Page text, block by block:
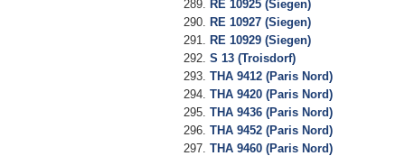
RE 10925 (Siegen)
RE 10927 (Siegen)
RE 10929 (Siegen)
S 13 (Troisdorf)
THA 9412 (Paris Nord)
THA 9420 (Paris Nord)
THA 9436 (Paris Nord)
THA 9452 (Paris Nord)
THA 9460 (Paris Nord)